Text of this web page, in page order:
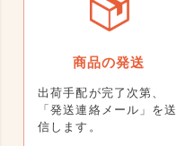
商品の発送
出荷手配が完了次第、
「発送連絡メール」を送
信します。